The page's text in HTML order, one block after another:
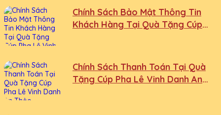
Chính Sách Bảo Mật Thông Tin
Khách Hàng Tại Quà Tặng Cúp
Chính Sách Thanh Toán Tại Quà
Tặng Cúp Pha Lê Vinh Danh An